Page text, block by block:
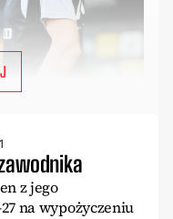
z jego
na wypożyczeniu